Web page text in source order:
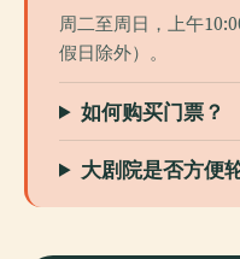
周二至周日，上午
假日除外）。
如何购买门票？
大剧院是否方便